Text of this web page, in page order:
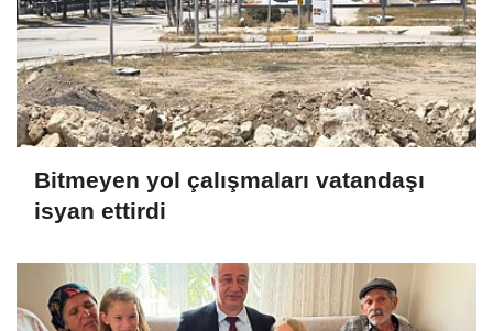
Bitmeyen yol çalışmaları vatandaşı
isyan ettirdi